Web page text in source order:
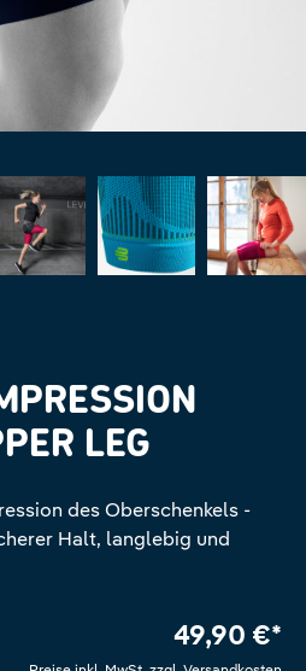
LEG
des Oberschenkels -
Halt, langlebig und
49,90 €*